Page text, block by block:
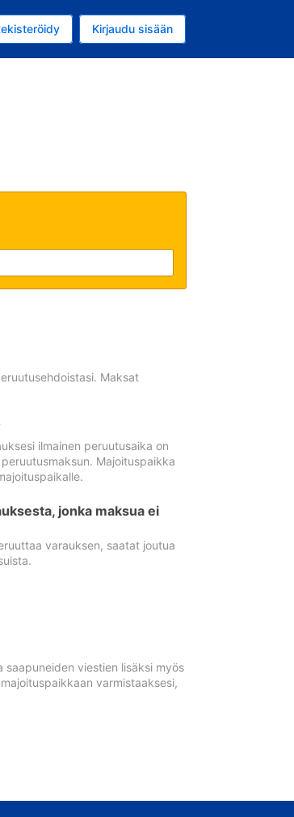
dollari
Kirjaudu sisään
Maksat
ilmainen peruutusaika on
Majoituspaikka
jonka maksua ei
varauksen, saatat joutua
viestien lisäksi myös
varmistaaksesi,